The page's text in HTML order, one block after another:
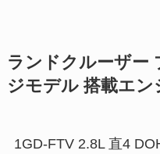
ランドクルーザー
ジモデル 搭載エン
1GD-FTV 2.8L 直4